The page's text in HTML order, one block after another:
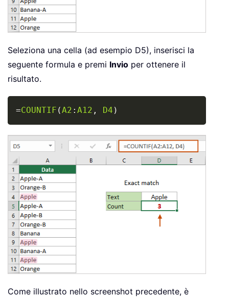
Seleziona una cella (ad esempio D5), inserisci la
seguente formula e premi Invio per ottenere il
risultato.
=COUNTIF (A2 : A12 , D4 )
Come illustrato nello screenshot precedente, è